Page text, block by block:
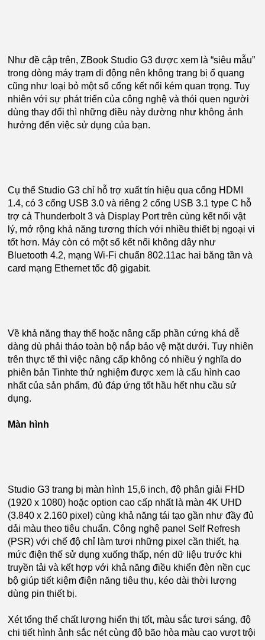
Như đề cập trên, ZBook Studio G3 được xem là “siêu mẫu”
trong dòng máy trạm di động nên không trang bị ổ quang
cũng như loại bỏ một số cổng kết nối kém quan trọng. Tuy
nhiên với sự phát triển của công nghệ và thói quen người
dùng thay đổi thì những điều này dường như không ảnh
hưởng đến việc sử dụng của bạn.
Cụ thể Studio G3 chỉ hỗ trợ xuất tín hiệu qua cổng HDMI
1.4, có 3 cổng USB 3.0 và riêng 2 cổng USB 3.1 type C hỗ
trợ cả Thunderbolt 3 và Display Port trên cùng kết nối vật
lý, mở rộng khả năng tương thích với nhiều thiết bị ngoại vi
tốt hơn. Máy còn có một số kết nối không dây như
Bluetooth 4.2, mạng Wi-Fi chuẩn 802.11ac hai băng tần và
card mạng Ethernet tốc độ gigabit.
Về khả năng thay thế hoặc nâng cấp phần cứng khá dễ
dàng dù phải tháo toàn bộ nắp bảo vệ mặt dưới. Tuy nhiên
trên thực tế thì việc nâng cấp không có nhiều ý nghĩa do
phiên bản Tinhte thử nghiệm được xem là cấu hình cao
nhất của sản phẩm, đủ đáp ứng tốt hầu hết nhu cầu sử
dụng.
Màn hình
Studio G3 trang bị màn hình 15,6 inch, độ phân giải FHD
(1920 x 1080) hoặc option cao cấp nhất là màn 4K UHD
(3.840 x 2.160 pixel) cùng khả năng tái tạo gần như đầy đủ
dải màu theo tiêu chuẩn. Công nghệ panel Self Refresh
(PSR) với chế độ chỉ làm tươi những pixel cần thiết, hạ
mức điện thế sử dụng xuống thấp, nén dữ liệu trước khi
truyền tải và kết hợp với khả năng điều khiển đèn nền cục
bộ giúp tiết kiệm điện năng tiêu thụ, kéo dài thời lượng
dùng pin thiết bị.
Xét tổng thể chất lượng hiển thị tốt, màu sắc tươi sáng, độ
chi tiết hình ảnh sắc nét cùng độ bão hòa màu cao vượt trội